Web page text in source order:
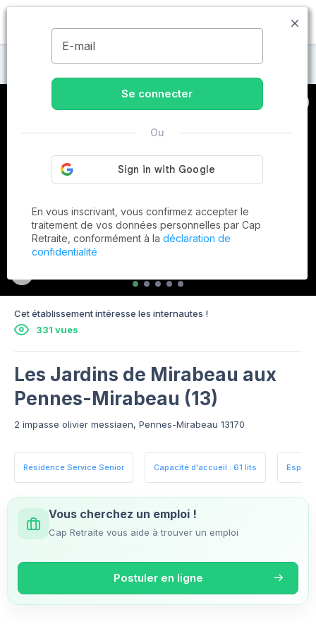
MENU
Maisons de retraite aux Pennes-Mirabeau
Cet établissement intéresse les internautes !
331 vues
Les Jardins de Mirabeau aux
Pennes-Mirabeau (13)
2 impasse olivier messiaen, Pennes-Mirabeau 13170
Résidence Service Senior Capacité d'accueil : 61 lits
Vous cherchez un emploi !
Cap Retraite vous aide à trouver un emploi
Postuler en ligne
E-mail
Se connecter
Ou
En vous inscrivant, vous confirmez accepter le
traitement de vos données personnelles par Cap
Retraite, conformément à la déclaration de
confidentialité